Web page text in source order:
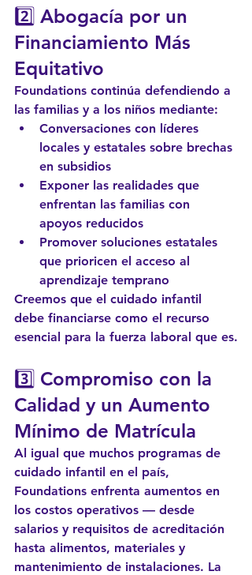
2️⃣ Abogacía por un
Financiamiento Más
Equitativo
Foundations continúa defendiendo a
las familias y a los niños mediante:
Conversaciones con líderes
locales y estatales sobre brechas
en subsidios
Exponer las realidades que
enfrentan las familias con
apoyos reducidos
Promover soluciones estatales
que prioricen el acceso al
aprendizaje temprano
Creemos que el cuidado infantil
debe financiarse como el recurso
esencial para la fuerza laboral que es.
3️⃣ Compromiso con la
Calidad y un Aumento
Mínimo de Matrícula
Al igual que muchos programas de
cuidado infantil en el país,
Foundations enfrenta aumentos en
los costos operativos — desde
salarios y requisitos de acreditación
hasta alimentos, materiales y
mantenimiento de instalaciones. La